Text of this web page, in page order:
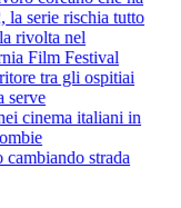
la serie rischia tutto
rivolta nel
Film Festival
tra gli ospitiai
cinema italiani in
strada